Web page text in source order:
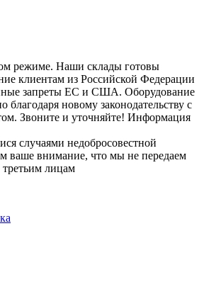
режиме. Наши склады готовы
клиентам из Российской Федерации
запреты ЕС и США. Оборудование
благодаря новому законодательству с
Звоните и уточняйте! Информация
случаями недобросовестной
ваше внимание, что мы не передаем
лицам